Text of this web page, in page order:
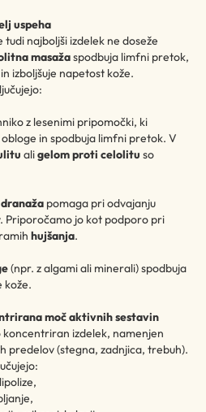
uspeha
najboljši izdelek ne doseže
masažaspodbuja limfni pretok,
izboljšuje napetost kože.
z lesenimi pripomočki, ki
in spodbuja limfni pretok. V
aligelom proti celolitu so
pomaga pri odvajanju
Priporočamo jo kot podporo pri
hujšanja.
(npr. z algami ali minerali) spodbuja
kože.
moč aktivnih sestavin
koncentriran izdelek, namenjen
predelov (stegna, zadnjica, trebuh).